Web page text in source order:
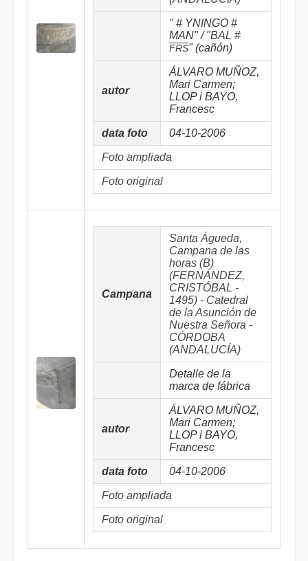
" # YNINGO #
MAN" / "BAL #
FRS" (cañón)
autor
ÁLVARO MUÑOZ,
Mari Carmen;
LLOP i BAYO,
Francesc
data foto 04-10-2006
Foto ampliada
Foto original
Campana
Santa Águeda,
Campana de las
horas (B)
(FERNÁNDEZ,
CRISTÓBAL -
1495) - Catedral
de la Asunción de
Nuestra Señora -
CÓRDOBA
(ANDALUCÍA)
Detalle de la
marca de fábrica
autor
ÁLVARO MUÑOZ,
Mari Carmen;
LLOP i BAYO,
Francesc
data foto 04-10-2006
Foto ampliada
Foto original